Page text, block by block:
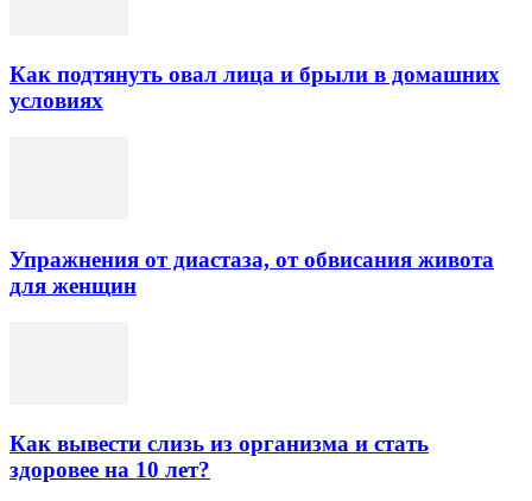
Как подтянуть овал лица и брыли в домашних
условиях
Упражнения от диастаза, от обвисания живота
для женщин
Как вывести слизь из организма и стать
здоровее на 10 лет?